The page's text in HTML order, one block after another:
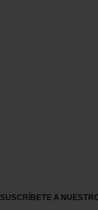
SUSCRÍBETE A